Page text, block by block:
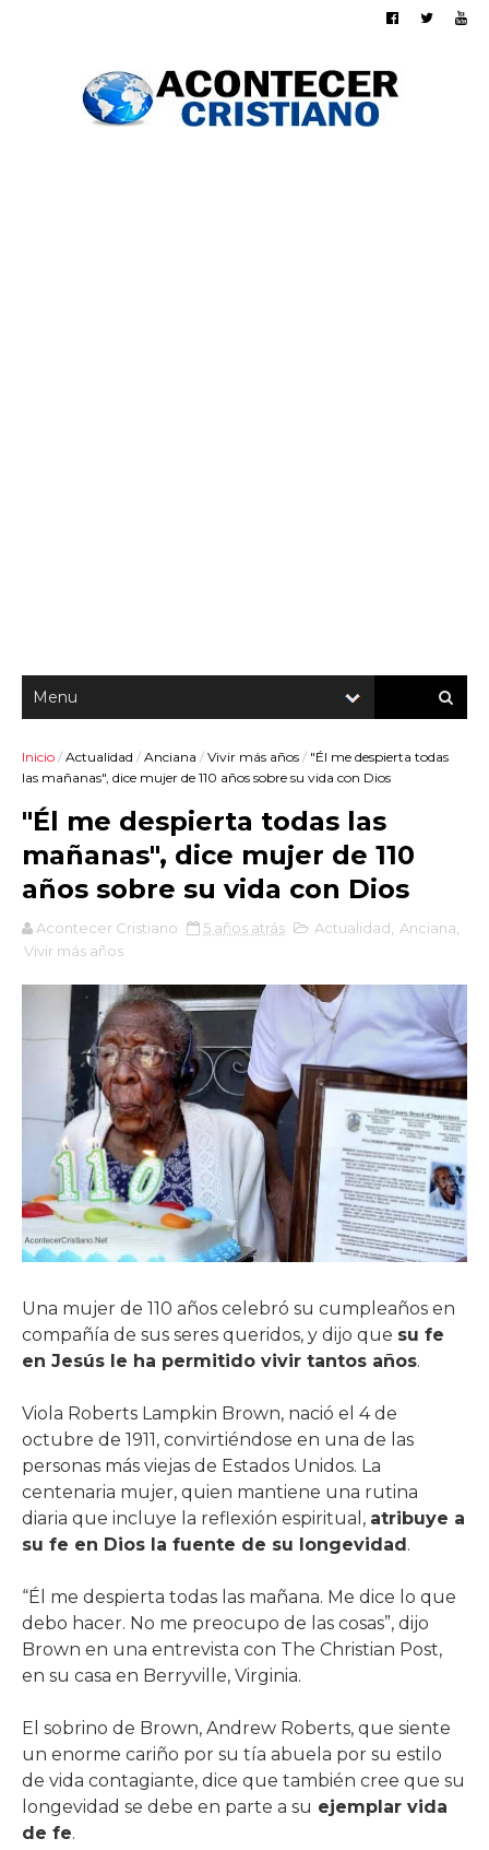
Inicio / Actualidad / Anciana / Vivir más años / "Él me despierta todas
las mañanas", dice mujer de 110 años sobre su vida con Dios
"Él me despierta todas las
mañanas", dice mujer de 110
años sobre su vida con Dios
Acontecer Cristiano 5 años atrás Actualidad Anciana
Vivir más años
Una mujer de 110 años celebró su cumpleaños en
compañía de sus seres queridos, y dijo que su fe
en Jesús le ha permitido vivir tantos años.
Viola Roberts Lampkin Brown, nació el 4 de
octubre de 1911, convirtiéndose en una de las
personas más viejas de Estados Unidos. La
centenaria mujer, quien mantiene una rutina
diaria que incluye la reflexión espiritual, atribuye a
su fe en Dios la fuente de su longevidad.
“Él me despierta todas las mañana. Me dice lo que
debo hacer. No me preocupo de las cosas”, dijo
Brown en una entrevista con The Christian Post,
en su casa en Berryville, Virginia.
El sobrino de Brown, Andrew Roberts, que siente
un enorme cariño por su tía abuela por su estilo
de vida contagiante, dice que también cree que su
longevidad se debe en parte a su ejemplar vida
de fe.